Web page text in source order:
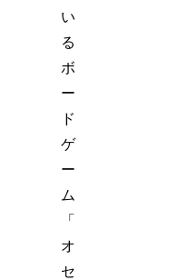
い
る
ボ
ー
ド
ゲ
ー
ム
「
オ
セ